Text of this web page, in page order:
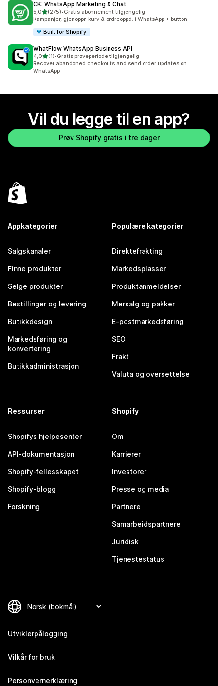
CK: WhatsApp Marketing & Chat
5,0av 5 stjerner
(275)
Totalt 275 omtaler
•Gratis abonnement tilgjengelig
Kampanjer, gjenoppr. kurv & ordreoppd. i WhatsApp + button
Built for Shopify
WhatFlow WhatsApp Business API
4,0av 5 stjerner
(1)
Totalt 1 omtaler
•Gratis prøveperiode tilgjengelig
Recover abandoned checkouts and send order updates on
WhatsApp
Vil du legge til en app?
Prøv Shopify gratis i tre dager
Appkategorier
Salgskanaler
Finne produkter
Selge produkter
Bestillinger og levering
Butikkdesign
Markedsføring og
konvertering
Butikkadministrasjon
Populære kategorier
Direktefrakting
Markedsplasser
Produktanmeldelser
Mersalg og pakker
E-postmarkedsføring
SEO
Frakt
Valuta og oversettelse
Ressurser
Shopifys hjelpesenter
API-dokumentasjon
Shopify-fellesskapet
Shopify-blogg
Forskning
Shopify
Om
Karrierer
Investorer
Presse og media
Partnere
Samarbeidspartnere
Juridisk
Tjenestestatus
Utviklerpålogging
Vilkår for bruk
Personvernerklæring